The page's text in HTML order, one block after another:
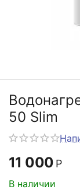
50 Slim
11 000 Р
В наличии